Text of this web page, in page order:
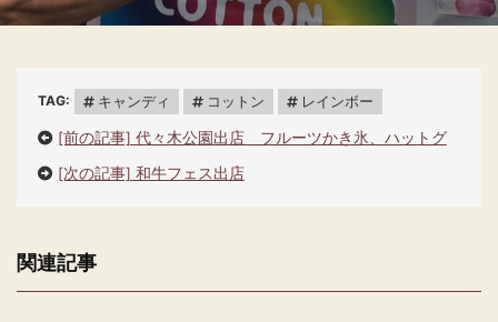
TAG: キャンディ コットン レインボー
[前の記事] 代々木公園出店 フルーツかき氷、ハットグ
[次の記事] 和牛フェス出店
関連記事